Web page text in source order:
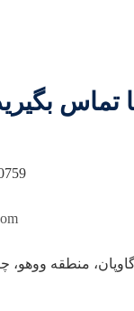
تماس